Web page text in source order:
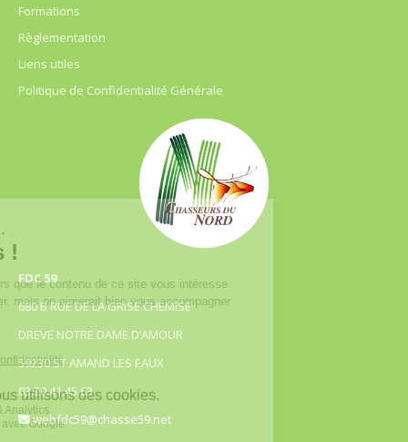
Formations
Règlementation
Liens utiles
Politique de Confidentialité Générale
FDC 59
680 B RUE DE LA GRISE CHEMISE
DREVE NOTRE DAME D’AMOUR
59230 ST AMAND LES EAUX
03.20.41.45.63
webfdc59@chasse59.net